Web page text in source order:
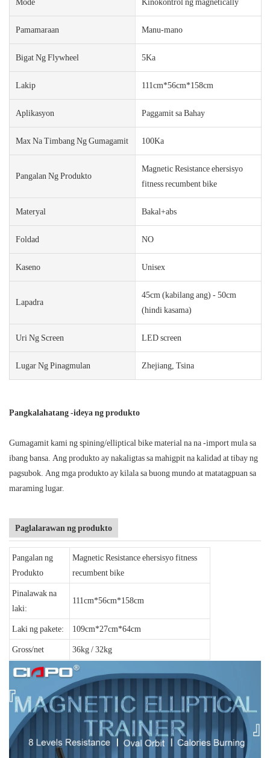
Pamamaraan Manu-mano
Bigat Ng Flywheel 5Ka
Lakip 111cm*56cm*158cm
Aplikasyon Paggamit sa Bahay
Max Na Timbang Ng Gumagamit 100Ka
Pangalan Ng Produkto
Magnetic Resistance ehersisyo
fitness recumbent bike
Materyal Bakal+abs
Foldad NO
Kaseno Unisex
Lapadra
45cm (kabilang ang) - 50cm
(hindi kasama)
Uri Ng Screen LED screen
Lugar Ng Pinagmulan Zhejiang, Tsina
Pangkalahatang -ideya ng produkto
Gumagamit kami ng spining/elliptical bike material na na -import mula sa
ibang bansa. Ang produkto ay nakaligtas sa mahigpit na kalidad at tibay ng
pagsubok. Ang mga produkto ay kilala sa buong mundo at matatagpuan sa
maraming lugar.
Paglalarawan ng produkto
Pangalan ng
Produkto
Magnetic Resistance ehersisyo fitness
recumbent bike
Pinalawak na
laki:
111cm*56cm*158cm
Laki ng pakete: 109cm*27cm*64cm
Gross/net 36kg / 32kg